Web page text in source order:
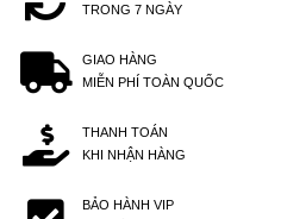
TRONG 7 NGÀY
GIAO HÀNG
MIỄN PHÍ TOÀN QUỐC
THANH TOÁN
KHI NHẬN HÀNG
BẢO HÀNH VIP